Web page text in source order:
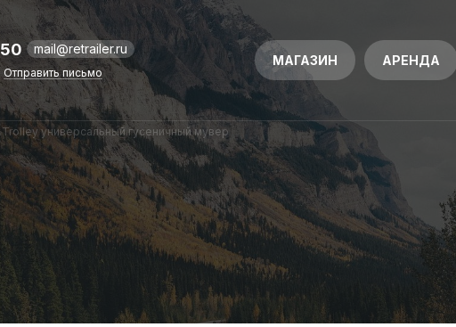
mail@retrailer.ru
Отправить письмо
МАГАЗИН АРЕНДА
универсальный гусеничный мувер